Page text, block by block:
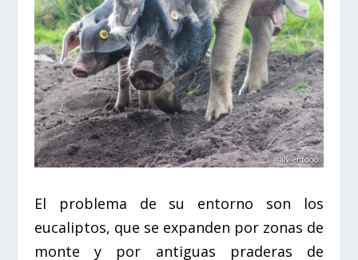
El problema de su entorno son los
eucaliptos, que se expanden por zonas de
monte y por antiguas praderas de